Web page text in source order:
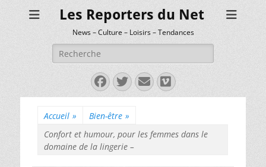
Les Reporters du Net
News – Culture – Loisirs – Tendances
Rechercher :
Facebook
Twitter
E-
mail
Vimeo
Accueil » Bien-être »
Confort et humour, pour les femmes dans le
domaine de la lingerie –